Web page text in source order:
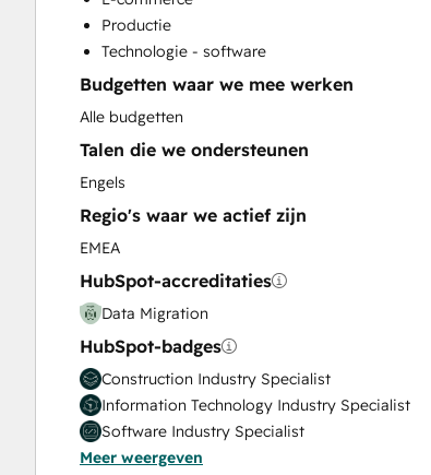
Revenue Hub Implementation
Sales and Marketing Alignment
Sales Hub Enterprise Onboarding
Sales Hub Professional Onboarding
Service Hub Enterprise Onboarding
Website Design
Website Development
Productie
Technologie - software
Budgetten waar we mee werken
Alle budgetten
Talen die we ondersteunen
Engels
Regio's waar we actief zijn
EMEA
HubSpot-accreditaties
Data Migration
HubSpot-badges
Construction Industry Specialist
Information Technology Industry Specialist
Software Industry Specialist
Meer weergeven